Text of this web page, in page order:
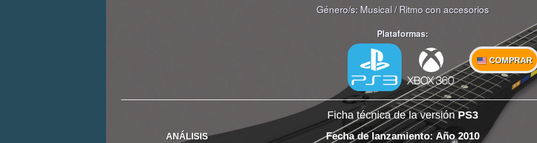
Género/s: Musical/Ritmo con accesorios
Plataformas:
COMPRAR
Ficha técnica de la versiónPS3
ANÁLISIS Fecha de lanzamiento: Año 2010